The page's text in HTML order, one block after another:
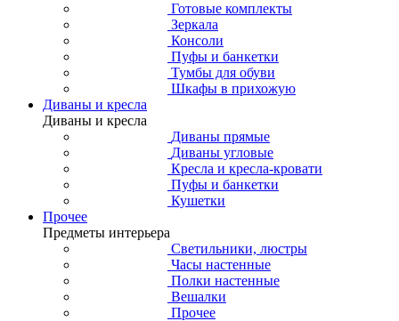
Готовые комплекты
Зеркала
Консоли
Пуфы и банкетки
Тумбы для обуви
Шкафы в прихожую
Диваны и кресла
Диваны и кресла
Диваны прямые
Диваны угловые
Кресла и кресла-кровати
Пуфы и банкетки
Кушетки
Прочее
Предметы интерьера
Светильники, люстры
Часы настенные
Полки настенные
Вешалки
Прочее